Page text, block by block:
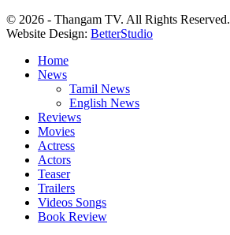
© 2026 - Thangam TV. All Rights Reserved.
Website Design: BetterStudio
Home
News
Tamil News
English News
Reviews
Movies
Actress
Actors
Teaser
Trailers
Videos Songs
Book Review